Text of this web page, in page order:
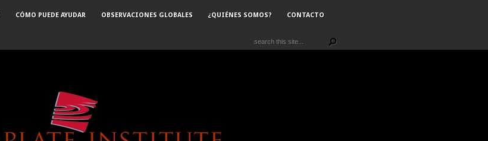
CÓMO PUEDE AYUDAR OBSERVACIONES GLOBALES ¿QUIÉNES SOMOS? CONTACTO